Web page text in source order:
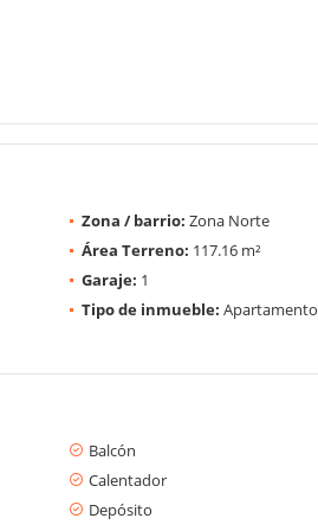
Zona / barrio: Zona Norte
Área Terreno: 117.16 m²
Garaje: 1
Tipo de inmueble: Apartamento
Balcón
Calentador
Depósito